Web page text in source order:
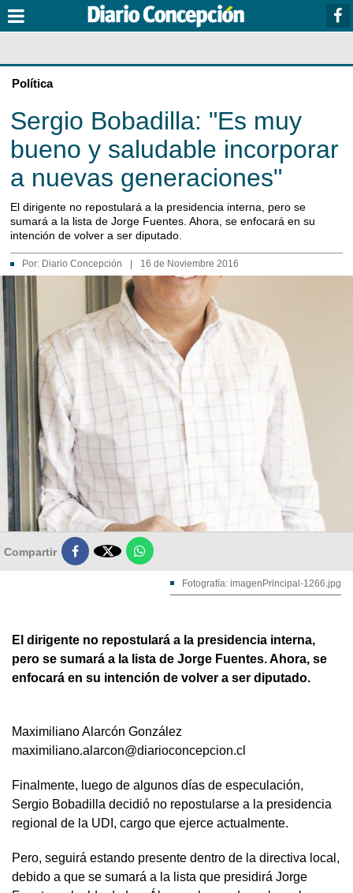
Política
Sergio Bobadilla: "Es muy
bueno y saludable incorporar
a nuevas generaciones"
El dirigente no repostulará a la presidencia interna, pero se
sumará a la lista de Jorge Fuentes. Ahora, se enfocará en su
intención de volver a ser diputado.
Por: Diario Concepción 16 de Noviembre 2016
Compartir 
Fotografía: imagenPrincipal-1266.jpg
El dirigente no repostulará a la presidencia interna,
pero se sumará a la lista de Jorge Fuentes. Ahora, se
enfocará en su intención de volver a ser diputado.
Maximiliano Alarcón González
maximiliano.alarcon@diarioconcepcion.cl
Finalmente, luego de algunos días de especulación,
Sergio Bobadilla decidió no repostularse a la presidencia
regional de la UDI, cargo que ejerce actualmente.
Pero, seguirá estando presente dentro de la directiva local,
debido a que se sumará a la lista que presidirá Jorge